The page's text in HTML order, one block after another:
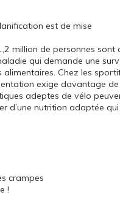
est de mise
million de personnes sont
qui demande une
Chez les
exige davantage de
adeptes de vélo
d’une nutrition adaptée
crampes
!